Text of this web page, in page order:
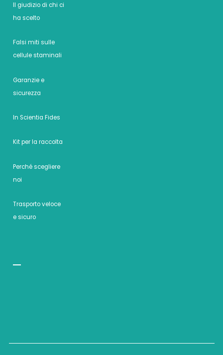
Il giudizio di chi ci
ha scelto
Falsi miti sulle
cellule staminali
Garanzie e
sicurezza
In Scientia Fides
Kit per la raccolta
Perché scegliere
noi
Trasporto veloce
e sicuro